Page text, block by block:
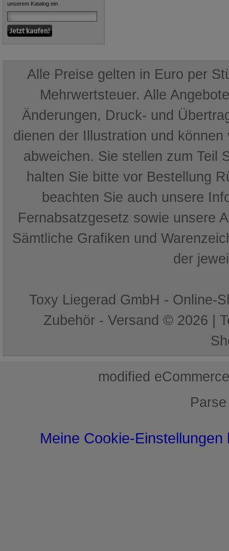
unserem Katalog ein.
Alle Preise gelten in Euro per
Mehrwertsteuer. Alle
Änderungen, Druck- und
dienen der Illustration und
abweichen. Sie stellen zum Teil
halten Sie bitte vor Bestellung
beachten Sie auch unsere
Fernabsatzgesetz sowie unsere
Sämtliche Grafiken und
der
Toxy Liegerad GmbH - Online-
Zubehör - Versand © 2026 |
mod ified
Meine Cookie-